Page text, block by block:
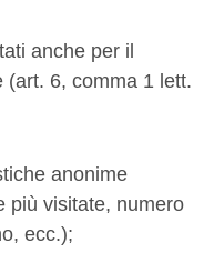
anche per il
(art. 6, comma 1 lett.
anonime
più visitate, numero
ecc.);